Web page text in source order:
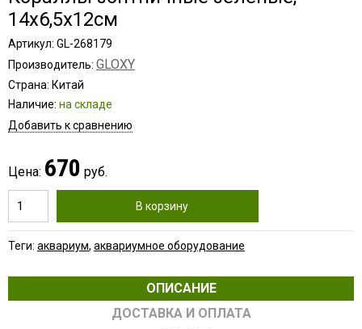
14х6,5х12см
Артикул: GL-268179
Производитель: GLOXY
Страна: Китай
Наличие: на складе
Добавить к сравнению
Цена: 670 руб.
В корзину
Теги: аквариум, аквариумное оборудование
ОПИСАНИЕ
ДОСТАВКА И ОПЛАТА